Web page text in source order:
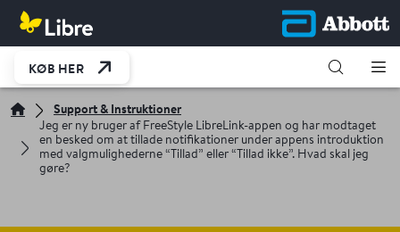
KØB HER
Support & Instruktioner
Jeg er ny bruger af FreeStyle LibreLink-appen og har modtaget
en besked om at tillade notifikationer under appens introduktion
med valgmulighederne “Tillad” eller “Tillad ikke”. Hvad skal jeg
gøre?